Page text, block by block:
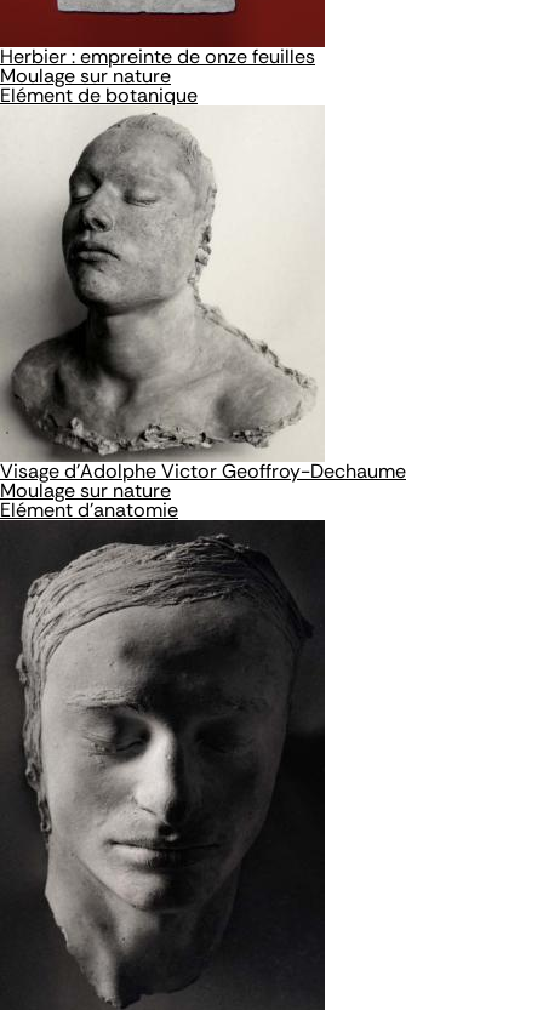
Herbier : empreinte de onze feuilles
Moulage sur nature
Elément de botanique
Visage d'Adolphe Victor Geoffroy-Dechaume
Moulage sur nature
Elément d'anatomie